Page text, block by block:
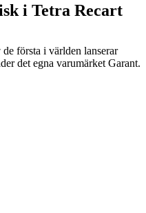
i Tetra Recart
första i världen lanserar
det egna varumärket Garant.